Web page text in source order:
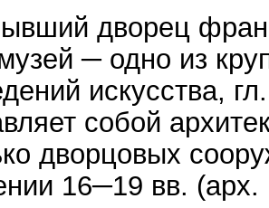
дворец
─ одно из
искусства,
собой
дворцовых
16─19 вв.